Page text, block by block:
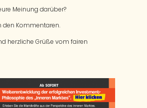
Meinung darüber?
den Kommentaren.
herzliche Grüße vom fairen